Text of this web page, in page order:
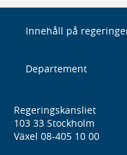
Innehåll på
Departement
Regeringskansliet
103 33 Stockholm
Växel 08-405 10 00